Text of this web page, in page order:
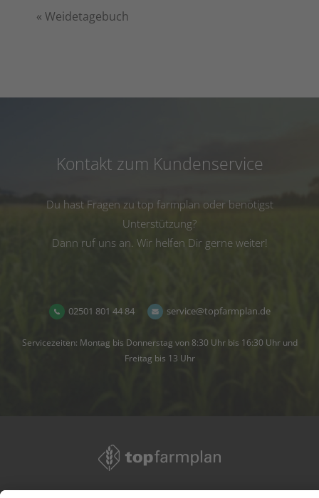
«Weidetagebuch
Kontakt zum Kundenservice
Du hast Fragen zu top farmplan oder benötigst
Unterstützung?
Dann ruf uns an. Wir helfen Dir gerne weiter!
02501 801 44 84 service@topfarmplan.de
Servicezeiten: Montag bis Donnerstag von 8:30 Uhr bis 16:30 Uhr und
Freitag bis 13 Uhr